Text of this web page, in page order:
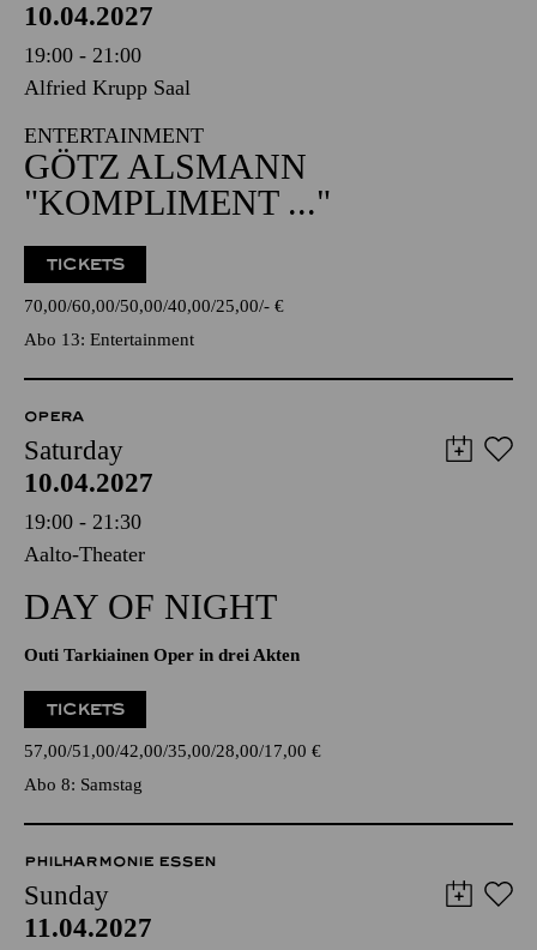
10.04.2027
19:00 - 21:00
Alfried Krupp Saal
ENTERTAINMENT
GÖTZ ALSMANN
"KOMPLIMENT ..."
TICKETS
70,00 60,00 50,00 40,00 25,00 - €
Abo 13: Entertainment
OPERA
Saturday
10.04.2027
19:00 - 21:30
Aalto-Theater
DAY OF NIGHT
Outi Tarkiainen Oper in drei Akten
TICKETS
57,00 51,00 42,00 35,00 28,00 17,00 €
Abo 8: Samstag
PHILHARMONIE ESSEN
Sunday
11.04.2027